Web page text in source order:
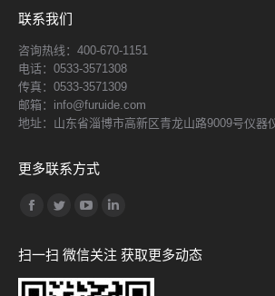
联系我们
咨询热线：400-670-1151
电话：0533-3571308
传真：0533-3571309
邮箱：info@furuide.com
地址：山东省淄博市高新区青龙山路9009号仪器
更多联系方式
找到我们：
Facebook
opens
in
Twitter
opens
in
opens
in
opens
in
扫一扫 微信关注 获取更多动态